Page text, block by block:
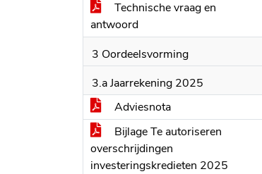
Technische vraag en
antwoord
3 Oordeelsvorming
3.a Jaarrekening 2025
Adviesnota
Bijlage Te autoriseren
overschrijdingen
investeringskredieten 2025